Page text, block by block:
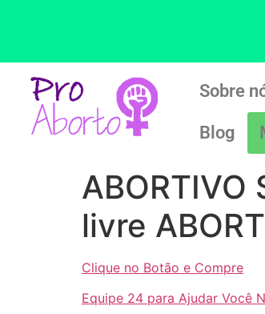
Sobre
Blog
ABORTIVO
livre
Clique no Botão e Compre
Equipe 24 para Ajudar Você